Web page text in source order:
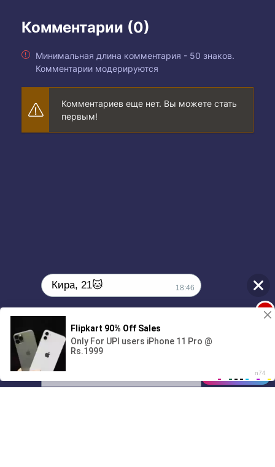
Комментарии (0)
Минимальная длина комментария - 50 знаков.
Комментарии модерируются
Комментариев еще нет. Вы можете стать
первым!
01/07
00:00
Кира, 21🐱 18:46
Поиграешь со мной? 💖🐾
1